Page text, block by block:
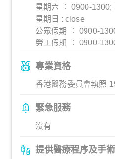
星期六 ︰ 0900-1300;
星期日 : close
公眾假期 ︰ 0900-
勞工假期 ︰ 0900-
專業資格
香港醫務委員會執照
緊急服務
沒有
提供醫療程序及手術